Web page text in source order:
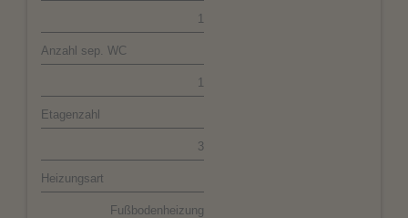
1
Anzahl sep. WC
1
Etagenzahl
3
Heizungsart
Fußbodenheizung